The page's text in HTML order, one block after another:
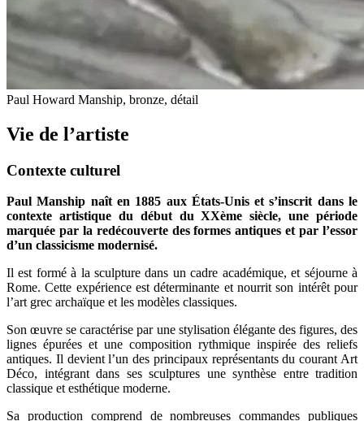
Paul Howard Manship, bronze, détail
Vie de l’artiste
Contexte culturel
Paul Manship naît en 1885 aux États-Unis et s’inscrit dans le
contexte artistique du début du XXème siècle, une période
marquée par la redécouverte des formes antiques et par l’essor
d’un classicisme modernisé.
Il est formé à la sculpture dans un cadre académique, et séjourne à
Rome. Cette expérience est déterminante et nourrit son intérêt pour
l’art grec archaïque et les modèles classiques.
Son œuvre se caractérise par une stylisation élégante des figures, des
lignes épurées et une composition rythmique inspirée des reliefs
antiques. Il devient l’un des principaux représentants du courant Art
Déco, intégrant dans ses sculptures une synthèse entre tradition
classique et esthétique moderne.
Sa production comprend de nombreuses commandes publiques